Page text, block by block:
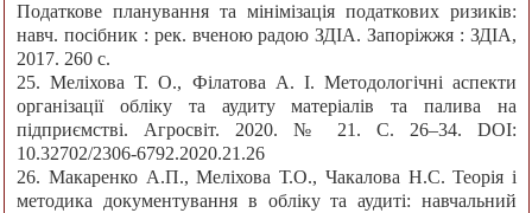
Податкове планування та мінімізація податкових ризиків:
навч. посібник : рек. вченою радою ЗДІА. Запоріжжя : ЗДІА,
2017. 260 c.
25. Меліхова Т. О., Філатова А. І. Методологічні аспекти
організації обліку та аудиту матеріалів та палива на
підприємстві. Агросвіт. 2020. № 21. С. 26–34. DOI:
10.32702/2306-6792.2020.21.26
26. Макаренко А.П., Меліхова Т.О., Чакалова Н.С. Теорія і
методика документування в обліку та аудиті: навчальний